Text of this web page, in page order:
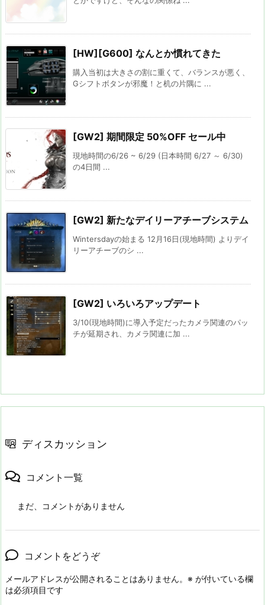
[HW][G600] なんとか慣れてきた
購入当初は大きさの割に重くて、バランスが悪く、
Gシフトボタンが邪魔！と机の片隅に ...
[GW2] 期間限定 50%OFF セール中
現地時間の6/26 ~ 6/29 (日本時間 6/27 ～ 6/30)
の4日間 ...
[GW2] 新たなデイリーアチーブシステム
Wintersdayの始まる 12月16日(現地時間) よりデイ
リーアチーブのシ ...
[GW2] いろいろアップデート
3/10(現地時間)に導入予定だったカメラ関連のパッ
チが延期され、カメラ関連に加 ...
ディスカッション
コメント一覧
まだ、コメントがありません
コメントをどうぞ
メールアドレスが公開されることはありません。 ※ が付いている欄
は必須項目です